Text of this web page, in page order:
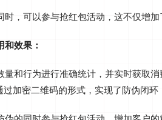
，可以参与抢红包活动，这不仅增加
效果：
量和行为进行准确统计，并实时获取
加密二维码的形式，实现了防伪闭环